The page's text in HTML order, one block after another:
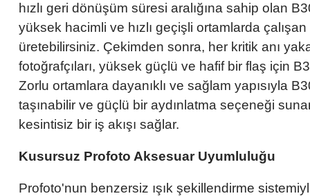
hızlı geri dönüşüm süresi aralığına sahip olan
yüksek hacimli ve hızlı geçişli ortamlarda
üretebilirsiniz. Çekimden sonra, her kritik anı
fotoğrafçıları, yüksek güçlü ve hafif bir flaş için
Zorlu ortamlara dayanıklı ve sağlam yapısıyla
taşınabilir ve güçlü bir aydınlatma seçeneği
kesintisiz bir iş akışı sağlar.
Kusursuz Profoto Aksesuar Uyumluluğu
Profoto'nun benzersiz ışık şekillendirme